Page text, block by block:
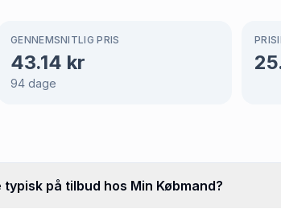
GENNEMSNITLIG PRIS
43.14 kr
94 dage
på tilbud hos Min Købmand?